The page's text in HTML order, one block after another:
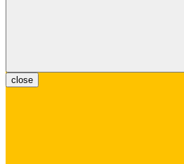
close